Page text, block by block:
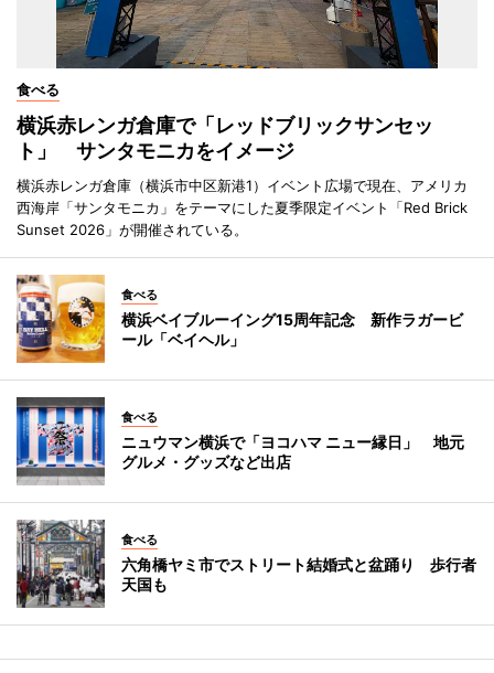
食べる
横浜赤レンガ倉庫で「レッドブリックサンセッ
ト」 サンタモニカをイメージ
横浜赤レンガ倉庫（横浜市中区新港1）イベント広場で現在、アメリカ
西海岸「サンタモニカ」をテーマにした夏季限定イベント「Red Brick
Sunset 2026」が開催されている。
食べる
横浜ベイブルーイング15周年記念 新作ラガービ
ール「ベイヘル」
食べる
ニュウマン横浜で「ヨコハマ ニュー縁日」 地元
グルメ・グッズなど出店
食べる
六角橋ヤミ市でストリート結婚式と盆踊り 歩行者
天国も